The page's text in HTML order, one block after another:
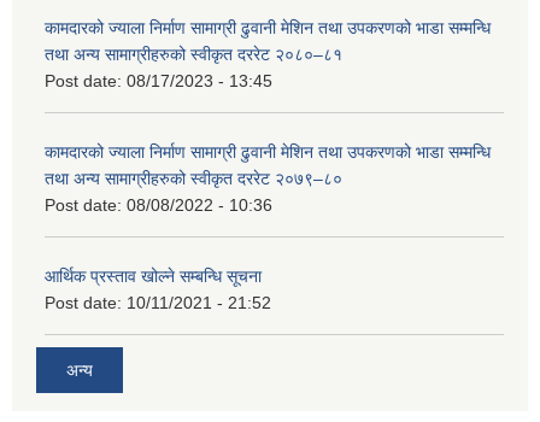
कामदारको ज्याला निर्माण सामाग्री ढुवानी मेशिन तथा उपकरणको भाडा सम्मन्धि
तथा अन्य सामाग्रीहरुको स्वीकृत दररेट २०८०–८१
Post date: 08/17/2023 - 13:45
कामदारको ज्याला निर्माण सामाग्री ढुवानी मेशिन तथा उपकरणको भाडा सम्मन्धि
तथा अन्य सामाग्रीहरुको स्वीकृत दररेट २०७९–८०
Post date: 08/08/2022 - 10:36
आर्थिक प्रस्ताव खोल्ने सम्बन्धि सूचना
Post date: 10/11/2021 - 21:52
अन्य